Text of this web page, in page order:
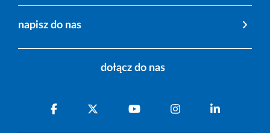
napisz do nas
dołącz do nas